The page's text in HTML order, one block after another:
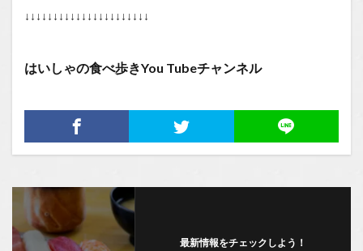
↓↓↓↓↓↓↓↓↓↓↓↓↓↓↓↓↓↓↓↓↓↓
はいしゃの食べ歩きYou Tubeチャンネル
最新情報をチェックしよう！